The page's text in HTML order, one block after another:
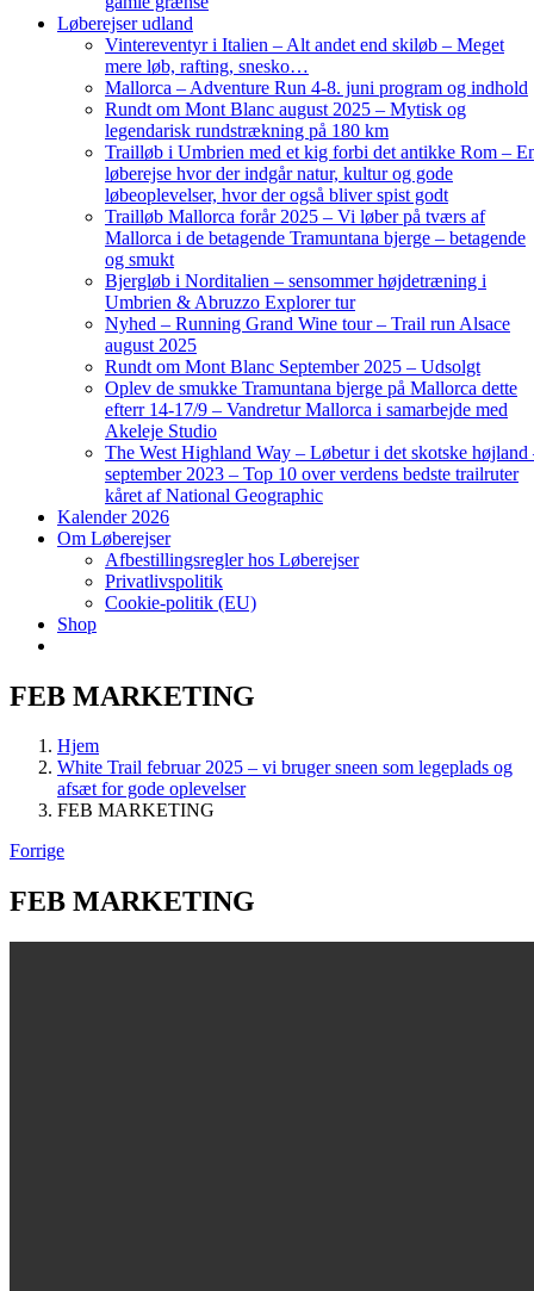
Løberejser udland
Vintereventyr i Italien – Alt andet end skiløb – Meget
mere løb, rafting, snesko…
Mallorca – Adventure Run 4-8. juni program og indhold
Rundt om Mont Blanc august 2025 – Mytisk og
legendarisk rundstrækning på 180 km
Trailløb i Umbrien med et kig forbi det antikke Rom –
løberejse hvor der indgår natur, kultur og gode
løbeoplevelser, hvor der også bliver spist godt
Trailløb Mallorca forår 2025 – Vi løber på tværs af
Mallorca i de betagende Tramuntana bjerge – betagende
og smukt
Bjergløb i Norditalien – sensommer højdetræning i
Umbrien & Abruzzo Explorer tur
Nyhed – Running Grand Wine tour – Trail run Alsace
august 2025
Rundt om Mont Blanc September 2025 – Udsolgt
Oplev de smukke Tramuntana bjerge på Mallorca dette
efterr 14-17/9 – Vandretur Mallorca i samarbejde med
Akeleje Studio
The West Highland Way – Løbetur i det skotske højland
september 2023 – Top 10 over verdens bedste trailruter
kåret af National Geographic
Kalender 2026
Om Løberejser
Afbestillingsregler hos Løberejser
Privatlivspolitik
Cookie-politik (EU)
Shop
FEB MARKETING
Hjem
White Trail februar 2025 – vi bruger sneen som legeplads og
afsæt for gode oplevelser
FEB MARKETING
Forrige
FEB MARKETING